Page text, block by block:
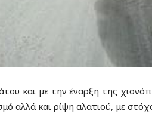
και με την έναρξη της
αλλά και ρίψη αλατιού, με